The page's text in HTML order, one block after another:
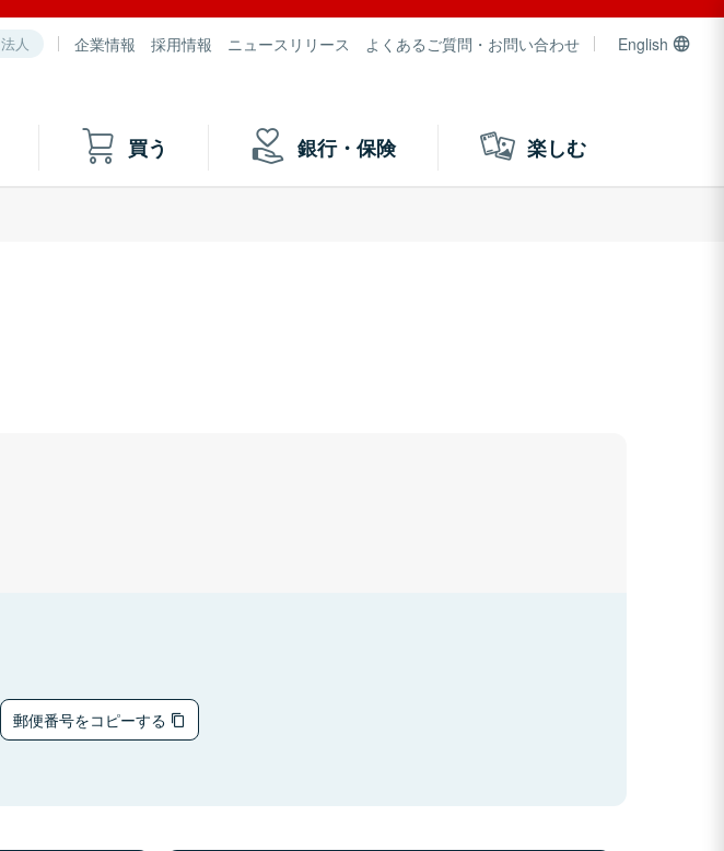
法人 企業情報 採用情報 ニュースリリース よくあるご質問・お問い合わせ English
買う 銀行・保険 楽しむ
郵便番号をコピーする